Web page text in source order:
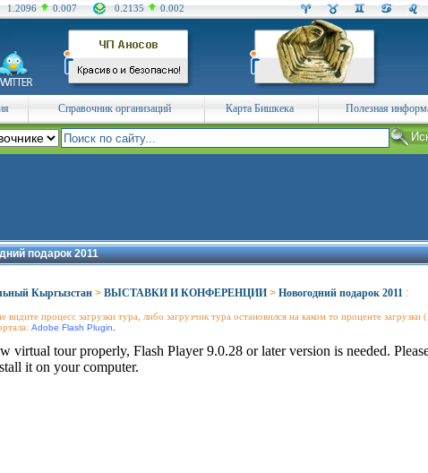
1.2096 0.007 0.2135 0.002
Справочник организаций Карта Бишкека Полезная
подарок 2011
Кыргызстан > ВЫСТАВКИ И КОНФЕРЕНЦИИ > Новогодний подарок 2011 :
видите процесс загрузки тура, либо загрузчик тура остановился на каком то проценте
Adobe Flash Plugin